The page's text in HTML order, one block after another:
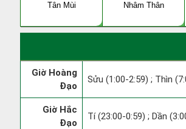
Tân Mùi
Nhâm Thân
Giờ Hoàng
Đạo
Sửu (1:00-2:59) ; Thìn
Giờ Hắc
Đạo
Tí (23:00-0:59) ; Dần